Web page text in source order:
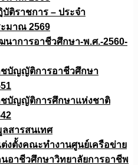
ติราชการ – ประจำ
มาณ 2569
นาการอาชีวศึกษา-พ.ศ.-2560-
ชบัญญัติการอาชีวศึกษา
ชบัญญัติการศึกษาแห่งชาติ
สารสนเทศ
งตั้งคณะทำงานศูนย์เครือข่าย
อาชีวศึกษาวิทยาลัยการอาชีพ